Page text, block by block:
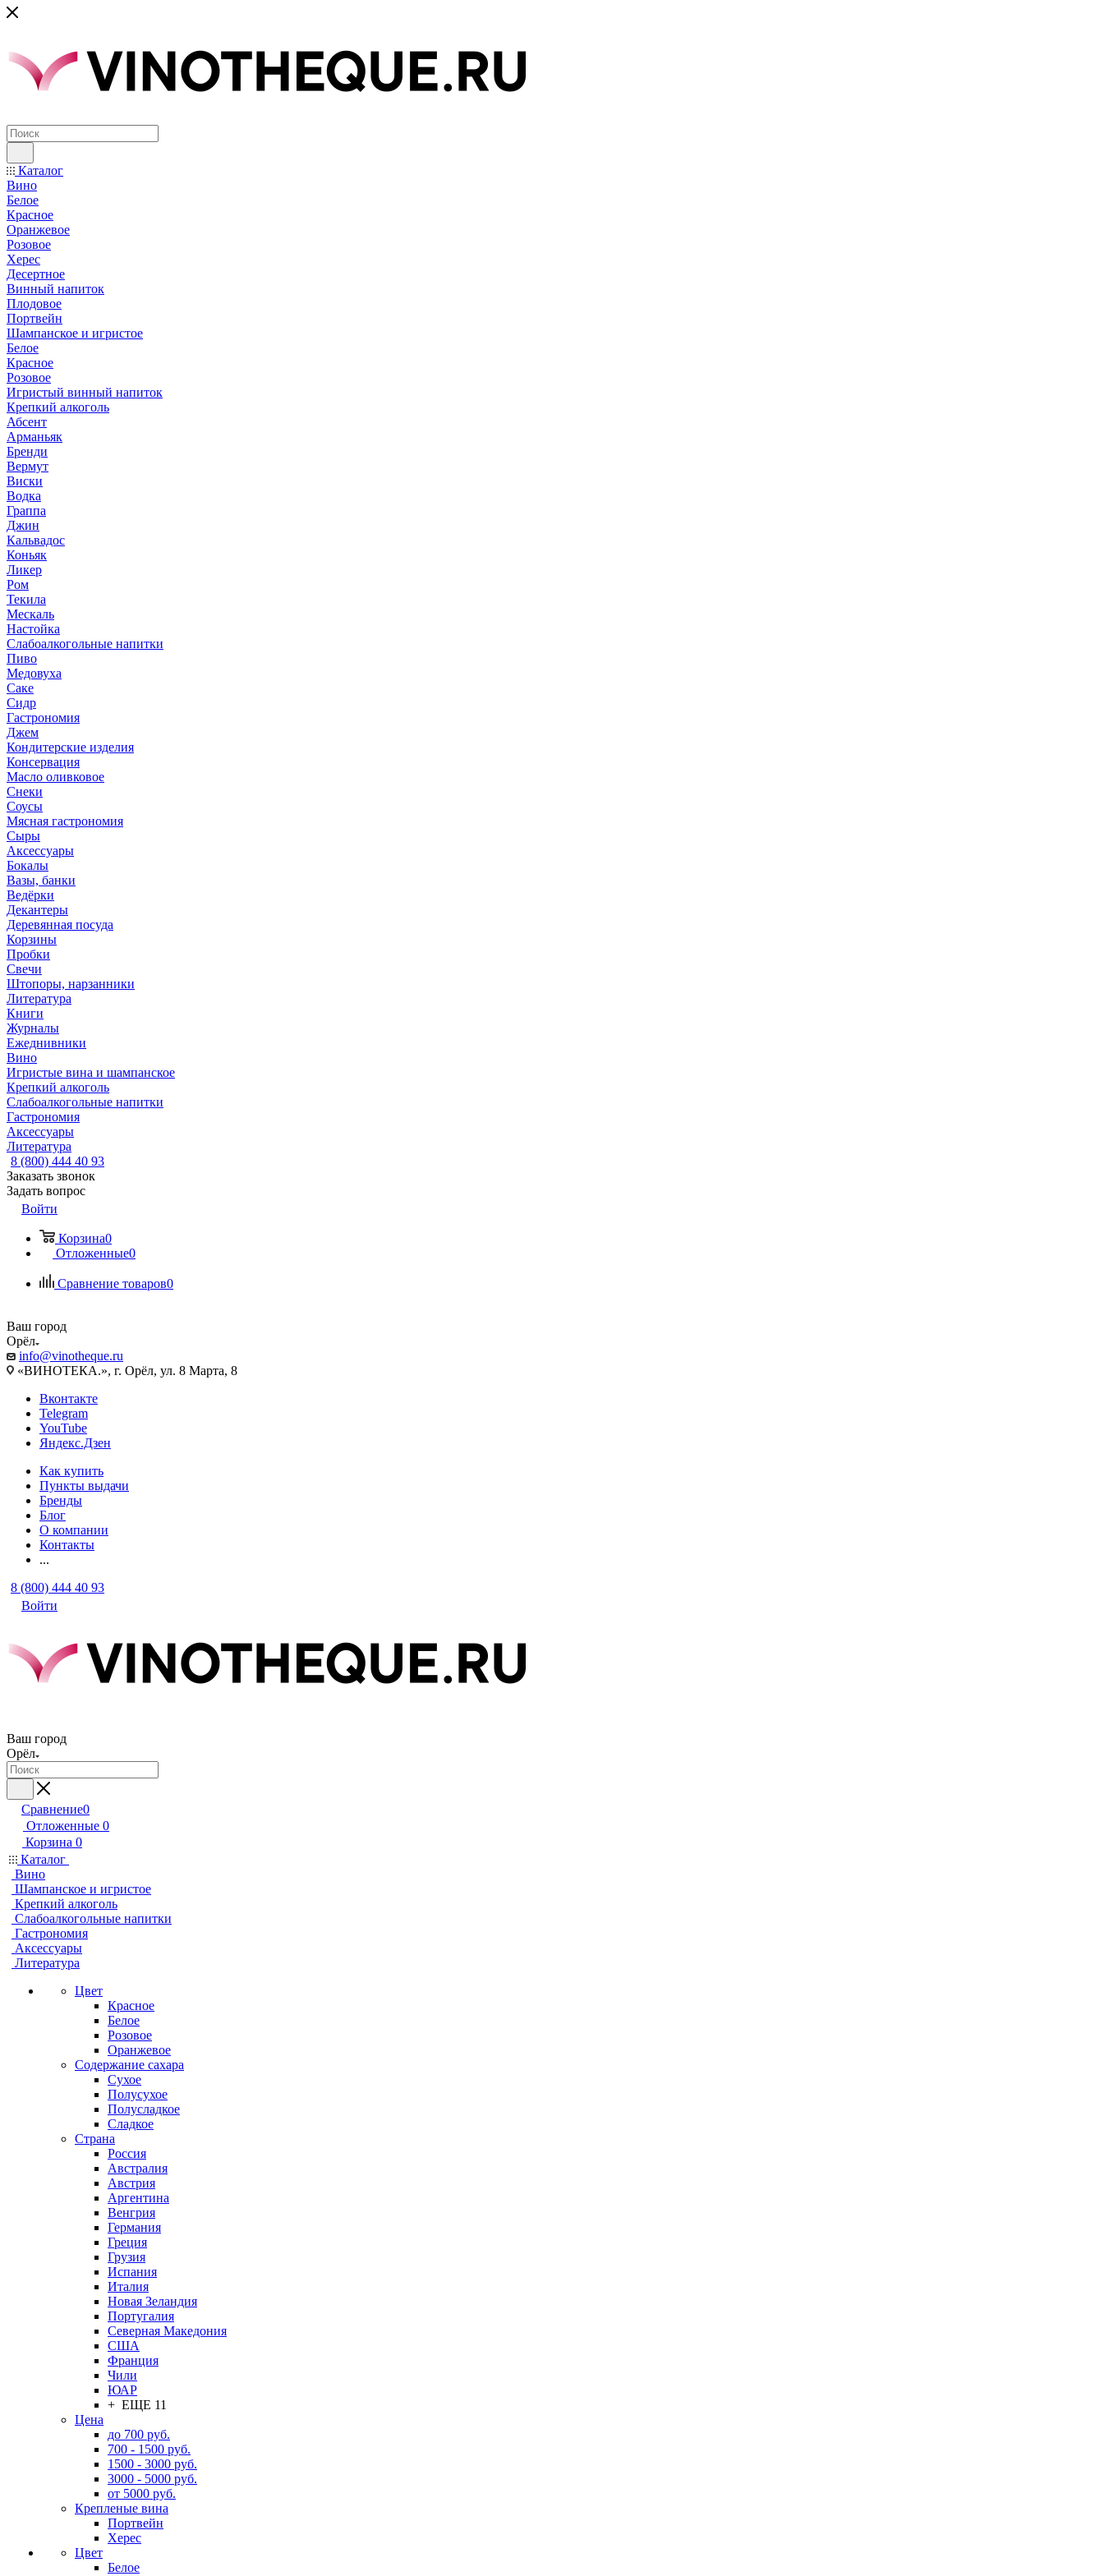
Каталог
Вино
Белое
Красное
Оранжевое
Розовое
Херес
Десертное
Винный напиток
Плодовое
Портвейн
Шампанское и игристое
Белое
Красное
Розовое
Игристый винный напиток
Крепкий алкоголь
Абсент
Арманьяк
Бренди
Вермут
Виски
Водка
Граппа
Джин
Кальвадос
Коньяк
Ликер
Ром
Текила
Мескаль
Настойка
Слабоалкогольные напитки
Пиво
Медовуха
Саке
Сидр
Гастрономия
Джем
Кондитерские изделия
Консервация
Масло оливковое
Снеки
Соусы
Мясная гастрономия
Сыры
Аксессуары
Бокалы
Вазы, банки
Ведёрки
Декантеры
Деревянная посуда
Корзины
Пробки
Свечи
Штопоры, нарзанники
Литература
Книги
Журналы
Ежеднивники
Вино
Игристые вина и шампанское
Крепкий алкоголь
Слабоалкогольные напитки
Гастрономия
Аксессуары
Литература
8 (800) 444 40 93
Заказать звонок
Задать вопрос
Войти
Корзина0
Отложенные0
Сравнение товаров0
Ваш город
Орёл
info@vinotheque.ru
«ВИНОТЕКА.», г. Орёл, ул. 8 Марта, 8
Вконтакте
Telegram
YouTube
Яндекс.Дзен
Как купить
Пункты выдачи
Бренды
Блог
О компании
Контакты
...
8 (800) 444 40 93
Войти
Ваш город
Орёл
Сравнение0
Отложенные 0
Корзина 0
Каталог
Вино
Шампанское и игристое
Крепкий алкоголь
Слабоалкогольные напитки
Гастрономия
Аксессуары
Литература
Цвет
Красное
Белое
Розовое
Оранжевое
Содержание сахара
Сухое
Полусухое
Полусладкое
Сладкое
Страна
Россия
Австралия
Австрия
Аргентина
Венгрия
Германия
Греция
Грузия
Испания
Италия
Новая Зеландия
Португалия
Северная Македония
США
Франция
Чили
ЮАР
+ ЕЩЕ 11
Цена
до 700 руб.
700 - 1500 руб.
1500 - 3000 руб.
3000 - 5000 руб.
от 5000 руб.
Крепленые вина
Портвейн
Херес
Цвет
Белое